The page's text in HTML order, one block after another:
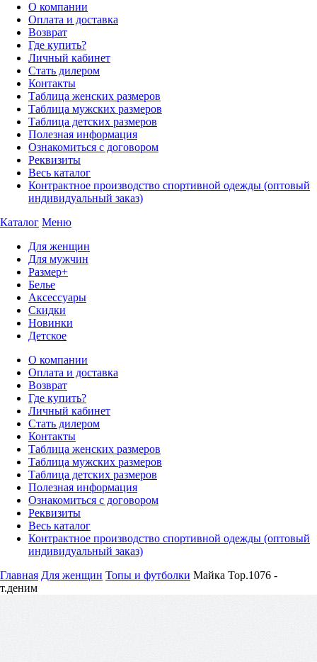
О компании
Оплата и доставка
Возврат
Где купить?
Личный кабинет
Стать дилером
Контакты
Таблица женских размеров
Таблица мужских размеров
Таблица детских размеров
Полезная информация
Ознакомиться с договором
Реквизиты
Весь каталог
Контрактное производство спортивной одежды (оптовый
индивидуальный заказ)
Каталог Меню
Для женщин
Для мужчин
Размер+
Белье
Аксессуары
Скидки
Новинки
Детское
О компании
Оплата и доставка
Возврат
Где купить?
Личный кабинет
Стать дилером
Контакты
Таблица женских размеров
Таблица мужских размеров
Таблица детских размеров
Полезная информация
Ознакомиться с договором
Реквизиты
Весь каталог
Контрактное производство спортивной одежды (оптовый
индивидуальный заказ)
Главная Для женщин Топы и футболки Майка Top.1076 -
т.деним